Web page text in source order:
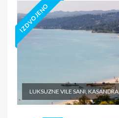
IZDVOJENO
LUKSUZNE VILE SANI,